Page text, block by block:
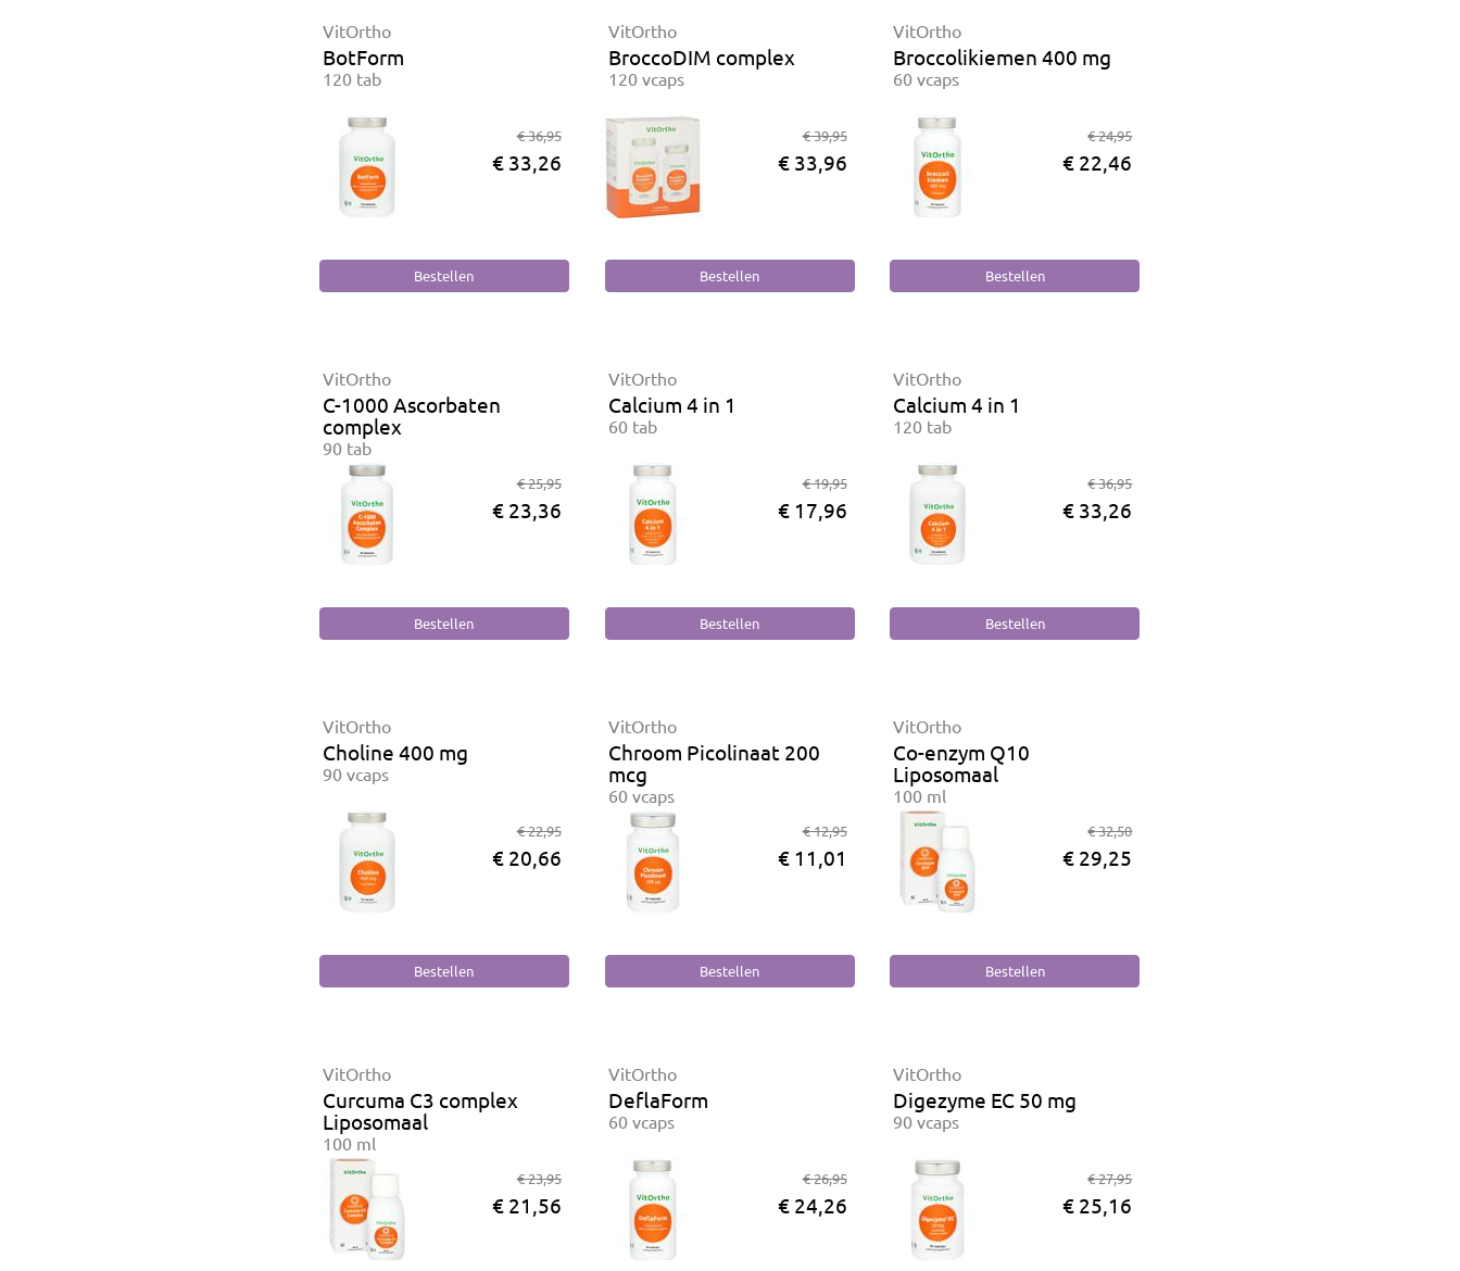
VitOrtho
BotForm
120 tab
€ 36,95
€ 33,26
VitOrtho
BroccoDIM complex
120 vcaps
€ 39,95
€ 33,96
VitOrtho
Broccolikiemen 400 mg
60 vcaps
€ 24,95
€ 22,46
VitOrtho
C-1000 Ascorbaten
complex
90 tab
€ 25,95
€ 23,36
VitOrtho
Calcium 4 in 1
60 tab
€ 19,95
€ 17,96
VitOrtho
Calcium 4 in 1
120 tab
€ 36,95
€ 33,26
VitOrtho
Choline 400 mg
90 vcaps
€ 22,95
€ 20,66
VitOrtho
Chroom Picolinaat 200
mcg
60 vcaps
€ 12,95
€ 11,01
VitOrtho
Co-enzym Q10
Liposomaal
100 ml
€ 32,50
€ 29,25
VitOrtho
Curcuma C3 complex
Liposomaal
100 ml
€ 23,95
€ 21,56
VitOrtho
DeflaForm
60 vcaps
€ 26,95
€ 24,26
VitOrtho
Digezyme EC 50 mg
90 vcaps
€ 27,95
€ 25,16